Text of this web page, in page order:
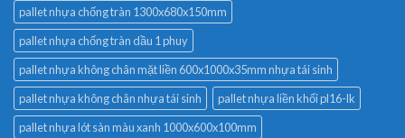
pallet nhựa chống tràn 1300x680x150mm
pallet nhựa chống tràn dầu 1 phuy
pallet nhựa không chân mặt liền 600x1000x35mm nhựa tái sinh
pallet nhựa không chân nhựa tái sinh
pallet nhựa liền khối pl16-lk
pallet nhựa lót sàn màu xanh 1000x600x100mm